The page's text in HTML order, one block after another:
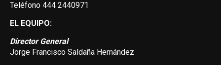
Teléfono 444 2440971
EL EQUIPO:
Director General
Jorge Francisco Saldaña Hernández